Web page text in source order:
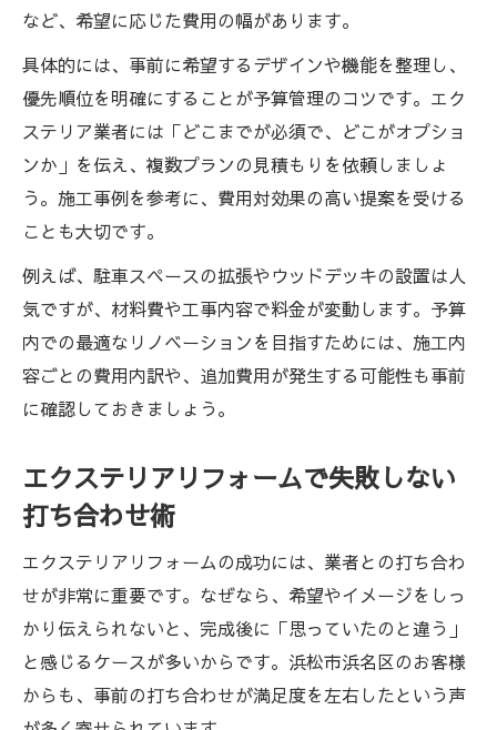
など、希望に応じた費用の幅があります。
具体的には、事前に希望するデザインや機能を整理し、
優先順位を明確にすることが予算管理のコツです。エク
ステリア業者には「どこまでが必須で、どこがオプショ
ンか」を伝え、複数プランの見積もりを依頼しましょ
う。施工事例を参考に、費用対効果の高い提案を受ける
ことも大切です。
例えば、駐車スペースの拡張やウッドデッキの設置は人
気ですが、材料費や工事内容で料金が変動します。予算
内での最適なリノベーションを目指すためには、施工内
容ごとの費用内訳や、追加費用が発生する可能性も事前
に確認しておきましょう。
エクステリアリフォームで失敗しない
打ち合わせ術
エクステリアリフォームの成功には、業者との打ち合わ
せが非常に重要です。なぜなら、希望やイメージをしっ
かり伝えられないと、完成後に「思っていたのと違う」
と感じるケースが多いからです。浜松市浜名区のお客様
からも、事前の打ち合わせが満足度を左右したという声